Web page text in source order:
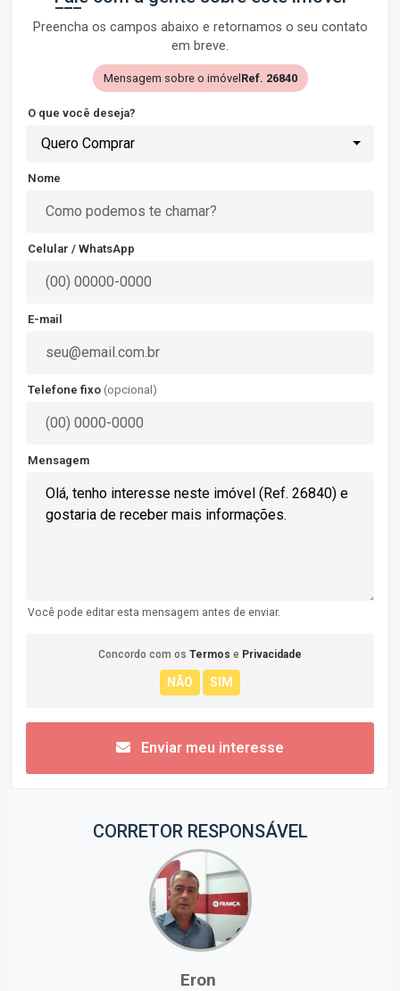
Preencha os campos abaixo e retornamos o seu contato
em breve.
Mensagem sobre o imóvel Ref. 26840
O que você deseja?
Quero Comprar
Nome
Celular / WhatsApp
E-mail
Telefone fixo (opcional)
Mensagem
Você pode editar esta mensagem antes de enviar.
Concordo com os Termos e Privacidade
Enviar meu interesse
CORRETOR RESPONSÁVEL
Eron